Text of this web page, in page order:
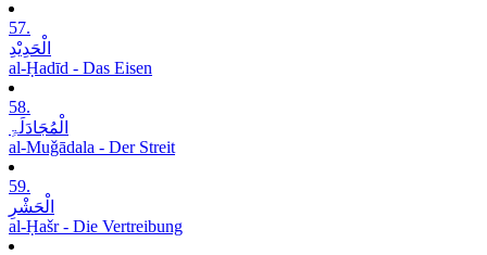
57.
الْحَدِیْدِ
al-Ḥadīd - Das Eisen
58.
الْمُجَادَلَۃِ
al-Muǧādala - Der Streit
59.
الْحَشْرِ
al-Ḥašr - Die Vertreibung